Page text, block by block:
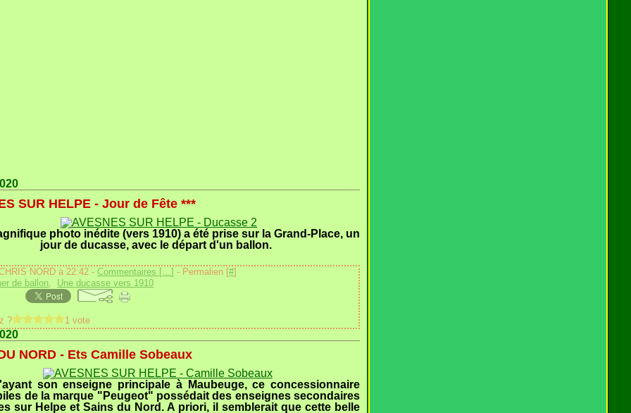
SUR HELPE - Jour de Fête ***
photo inédite (vers 1910) a été prise sur la Grand-Place, un
jour de ducasse, avec le départ d'un ballon.
NORD à 22:42 -Commentaires […] - Permalien [#]
de ballon, Une ducasse vers 1910
? 1 vote
NORD - Ets Camille Sobeaux
son enseigne principale à Maubeuge, ce concessionnaire
de la marque "Peugeot" possédait des enseignes secondaires
sur Helpe et Sains du Nord. A priori, il semblerait que cette belle